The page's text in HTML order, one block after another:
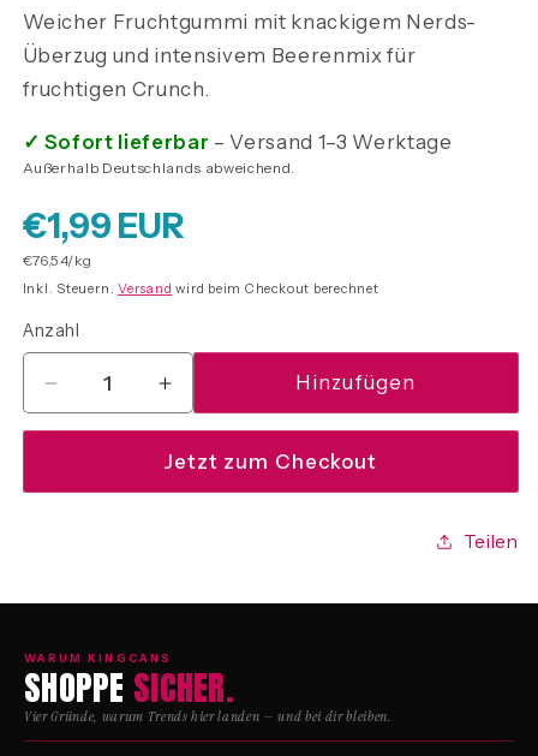
Weicher Fruchtgummi mit knackigem Nerds-
Überzug und intensivem Beerenmix für
fruchtigen Crunch.
✓ Sofort lieferbar – Versand 1–3 Werktage
Außerhalb Deutschlands abweichend.
Normaler
Preis
€1,99 EUR
Grundpreis
€76,54/kg
Inkl. Steuern.Versand wird beim Checkout berechnet
Anzahl
Anzahl
Verringere
die
Erhöhe
die
Menge
für
Hinzufügen
Jetzt zum Checkout
Teilen
WARUM KINGCANS
SHOPPE SICHER.
Vier Gründe, warum Trends hier landen — und bei dir bleiben.